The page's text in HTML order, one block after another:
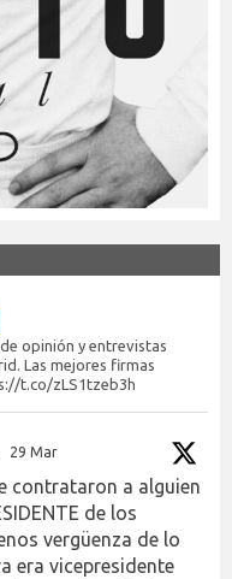
opinión y entrevistas
Las mejores firmas
t.co/zLS1tzeb3h
29 Mar
contrataron a alguien
de los
vergüenza de lo
era vicepresidente